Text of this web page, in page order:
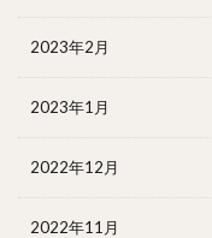
2023年2月
2023年1月
2022年12月
2022年11月